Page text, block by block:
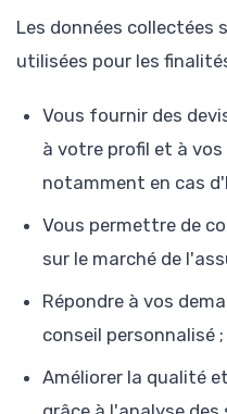
Les données collectées
utilisées pour les
Vous fournir des
à votre profil et à
notamment en cas
Vous permettre de
sur le marché de
Répondre à vos
conseil personnalisé ;
Améliorer la qualité